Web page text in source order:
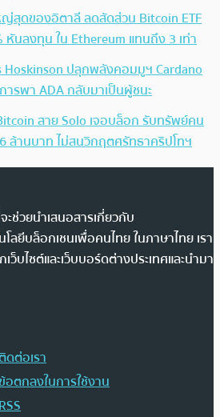
สุดของอิตาลี ลดสัดส่วน Bitcoin ETF
หันลงทุน ใน Ethereum แทนถึง 3 เท่า
Hoskinson ปลุกพลังคอมมูฯ Cardano
รพา ADA กลับมาเป็นผู้ชนะ
สาย Solo เจอบล็อก รับทรัพย์คน
ล้านบาท ไม่สนวิกฤตศรัทธาคริปโทฯ
ช่วยนำเสนอสารเกี่ยวกับ
ลยีบล็อกเชนเพื่อคนไทย ในภาษาไทย เรา
บไซต์และเว็บบอร์ดต่างประเทศและนำมา
ดต่อเรา
อตกลงในการใช้งาน